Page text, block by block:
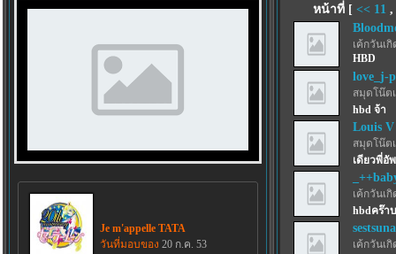
Je m'appelle TATA
วันที่มอบของ 20 ก.ค. 53
หน้าที่ [ << 11 ,
เค้กวันเ
HBD
love_j-
สมุดโน๊ต
hbd จ้า
Louis
สมุดโน๊ต
เดียวพี่อั
เค้กวันเ
hbdคร๊า
sestsuna
เค้กวันเ